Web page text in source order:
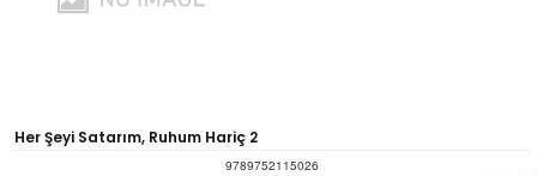
Her Şeyi Satarım, Ruhum Hariç 2
9789752115026